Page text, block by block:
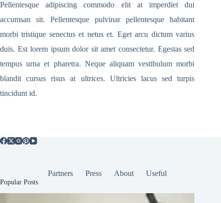
Pellentesque adipiscing commodo elit at imperdiet dui
accumsan sit. Pellentesque pulvinar pellentesque habitant
morbi tristique senectus et netus et. Eget arcu dictum varius
duis. Est lorem ipsum dolor sit amet consectetur. Egestas sed
tempus urna et pharetra. Neque aliquam vestibulum morbi
blandit cursus risus at ultrices. Ultricies lacus sed turpis
tincidunt id.
Partners Press About Useful
Popular Posts